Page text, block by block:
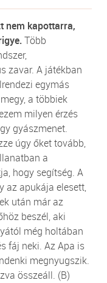
nem kapottarra,
Több
zavar. A játékban
egymás
a többiek
milyen érzés
gyászmenet.
úgy őket tovább,
a
hogy segítség. A
az apukája elesett,
után már az
beszél, aki
még holtában
fáj neki. Az Apa is
megnyugszik.
összeáll. (B)